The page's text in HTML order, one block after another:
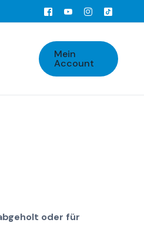
Mein
Account
oder für